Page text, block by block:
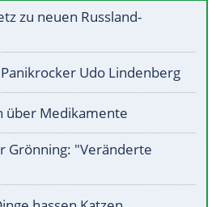
zu neuen Russland-
Udo Lindenberg
über Medikamente
Grönning: "Veränderte